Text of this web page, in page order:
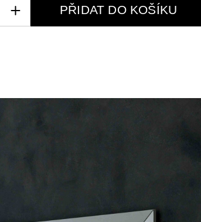
PŘIDAT DO KOŠÍKU